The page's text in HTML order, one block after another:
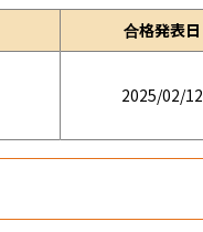
合格発表日
2025/02/12